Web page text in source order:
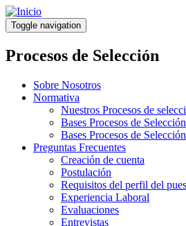
Pasar
al
contenido
principal
Toggle navigation
Procesos de Selección
Sobre Nosotros
Normativa
Nuestros Procesos de
Bases Procesos de
Bases Procesos de
Preguntas Frecuentes
Creación de cuenta
Postulación
Requisitos del perfil del
Experiencia Laboral
Evaluaciones
Entrevistas